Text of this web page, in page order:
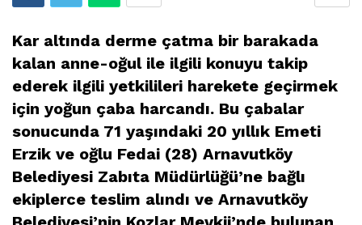
Kar altında derme çatma bir barakada
kalan anne-oğul ile ilgili konuyu takip
ederek ilgili yetkilileri harekete geçirmek
için yoğun çaba harcandı. Bu çabalar
sonucunda 71 yaşındaki 20 yıllık Emeti
Erzik ve oğlu Fedai (28) Arnavutköy
Belediyesi Zabıta Müdürlüğü’ne bağlı
ekiplerce teslim alındı ve Arnavutköy